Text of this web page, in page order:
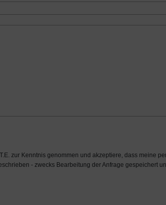
zur Kenntnis genommen und akzeptiere, dass meine
- zwecks Bearbeitung der Anfrage gespeichert